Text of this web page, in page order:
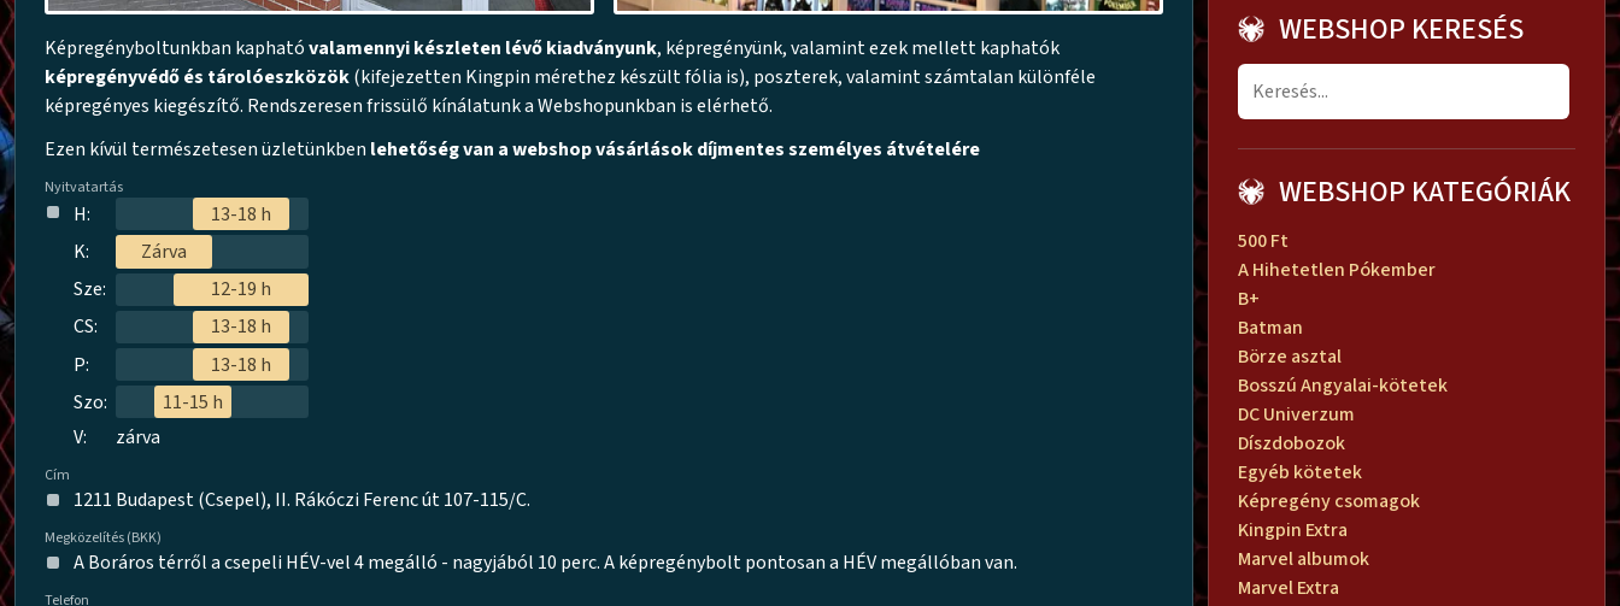
Képregényboltunkban kaphatóvalamennyi készleten lévő kiadványunk, képregényünk, valamint ezek mellett kaphatók
képregényvédő és tárolóeszközök(kifejezetten Kingpin mérethez készült fólia is), poszterek, valamint számtalan különféle
képregényes kiegészítő. Rendszeresen frissülő kínálatunk a Webshopunkban is elérhető.
Ezen kívül természetesen üzletünkben lehetőség van a webshop vásárlások díjmentes személyes átvételére
Nyitvatartás
H:
13-18 h
K:
Zárva
Sze:
12-19 h
CS:
13-18 h
P:
13-18 h
Szo:
11-15 h
V:
zárva
Cím
1211 Budapest (Csepel), II. Rákóczi Ferenc út 107-115/C.
Megközelítés (BKK)
A Boráros térről a csepeli HÉV-vel 4 megálló - nagyjából 10 perc. A képregénybolt pontosan a HÉV megállóban van.
Telefon
WEBSHOP KERESÉS
WEBSHOP KATEGÓRIÁK
500 Ft
A Hihetetlen Pókember
B+
Batman
Börze asztal
Bosszú Angyalai-kötetek
DC Univerzum
Díszdobozok
Egyéb kötetek
Képregény csomagok
Kingpin Extra
Marvel albumok
Marvel Extra